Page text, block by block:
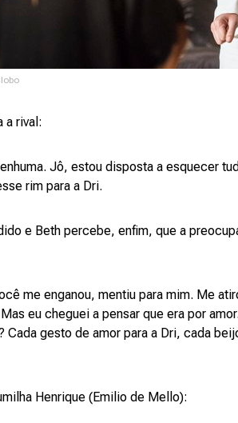
a rival:
Jô, estou disposta a esquecer
rim para a Dri.
e Beth percebe, enfim, que a
me enganou, mentiu para mim. Me
eu cheguei a pensar que era por
Cada gesto de amor para a Dri, cada
Henrique (Emilio de Mello):